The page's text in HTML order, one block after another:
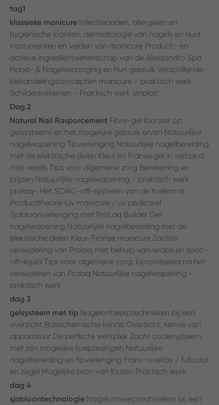
tag1
klassieke manicure Infectiepaden, allergieën en
hygiënische klanten, dermatologie van nagels en huid
instrumenten en velden van manicure Product- en
actieve ingrediëntwetenschap van de Alessandro Spa
Hand- & Nagelverzorging en hun gebruik Verschillende
behandelingsconcepten manicure - praktisch werk
Schildersystemen - Praktisch werk striplac
Dag 2
Natural Nail Rasporcement Fibre-gel (borstel op
gelsysteem) en het mogelijke gebruik ervan Natuurlijke
nagelwapening Tipverlenging Natuurlijke nagelbereiding
met de elektrische delen Kleur en Franse gel in verband
met vezels Tips voor algemene zorg Berekening en
prijzen Natuurlijke nagelwapening - praktisch werk
prolaq- Het SOAC-off-systeem van de toekomst
Producttheorie (uv manicure / uv pedicure)
Sjabloonverlenging met ProLaq Builder Gel
nagelwapening Natuurlijke nagelbereiding met de
elektrische delen Kleur/Franse manicure Zachte
verwijdering van Prolaq met behulp van wraps en soac-
off-liquid Tips voor algemene zorg, bijvoorbeeld na het
verwijderen van Prolaq Natuurlijke nagelwapening -
praktisch werk
dag 3
gelsysteem met tip Nagelontwerptechnieken bij een
overzicht Basischemische kennis Overzicht, kennis van
apparatuur De perfecte werkplek Zacht codenysteem
met zijn mogelijke toepassingen Natuurlijke
nagelbereiding en tipverlenging Frans-overlay / fullcolor
en zegel Mogelijke bron van fouten Praktisch werk
dag 4
sjabloontechnologie Nagelontwerptechnieken bij een